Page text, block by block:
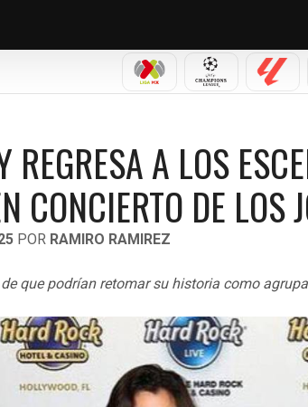
LIGA MX CHAMPIONSLALIGA
REGRESA A LOS
CONCIERTO DE LOS
POR RAMIRO RAMIREZ
que podrían retomar su historia como